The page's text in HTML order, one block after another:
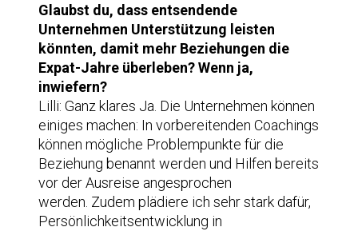
Glaubst du, dass entsendende
Unternehmen Unterstützung leisten
könnten, damit mehr Beziehungen die
Expat-Jahre überleben? Wenn ja,
inwiefern?
Lilli: Ganz klares Ja. Die Unternehmen können
einiges machen: In vorbereitenden Coachings
können mögliche Problempunkte für die
Beziehung benannt werden und Hilfen bereits
vor der Ausreise angesprochen
werden. Zudem plädiere ich sehr stark dafür,
Persönlichkeitsentwicklung in